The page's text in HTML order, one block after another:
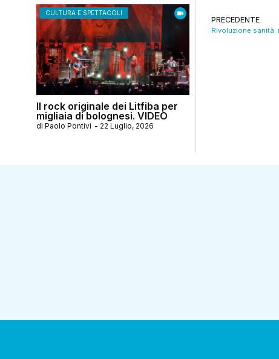
CULTURA E SPETTACOLI
Il rock originale dei Litfiba per
migliaia di bolognesi. VIDEO
di Paolo Pontivi - 22 Luglio, 2026
PRECEDENTE